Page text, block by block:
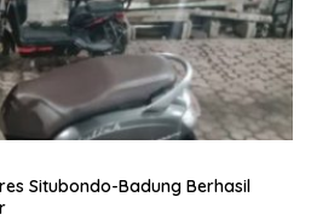
Situbondo-Badung Berhasil